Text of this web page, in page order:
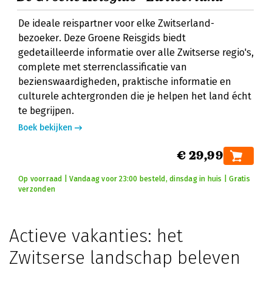
De ideale reispartner voor elke Zwitserland-
bezoeker. Deze Groene Reisgids biedt
gedetailleerde informatie over alle Zwitserse regio's,
complete met sterrenclassificatie van
bezienswaardigheden, praktische informatie en
culturele achtergronden die je helpen het land écht
te begrijpen.
Boek bekijken
€ 29,99
Op voorraad | Vandaag voor 23:00 besteld, dinsdag in huis | Gratis
verzonden
Actieve vakanties: het
Zwitserse landschap beleven